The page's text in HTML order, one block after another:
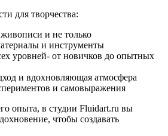
для творчества:
и не только
и инструменты
уровней- от новичков до опытных
и вдохновляющая атмосфера
и самовыражения
опыта, в студии Fluidart.ru вы
чтобы создавать